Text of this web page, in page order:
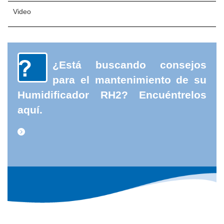
Video
¿Está buscando consejos
para el mantenimiento de su
Humidificador RH2? Encuéntrelos
aquí.